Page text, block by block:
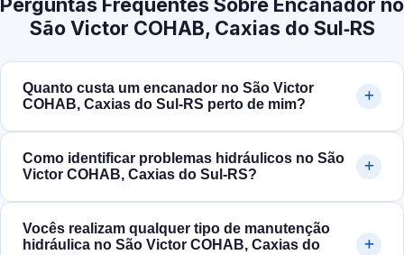
São Victor COHAB, Caxias do Sul‑RS
Quanto custa um encanador no São Victor
COHAB, Caxias do Sul‑RS perto de mim?
Como identificar problemas hidráulicos no São
Victor COHAB, Caxias do Sul‑RS?
Vocês realizam qualquer tipo de manutenção
hidráulica no São Victor COHAB, Caxias do